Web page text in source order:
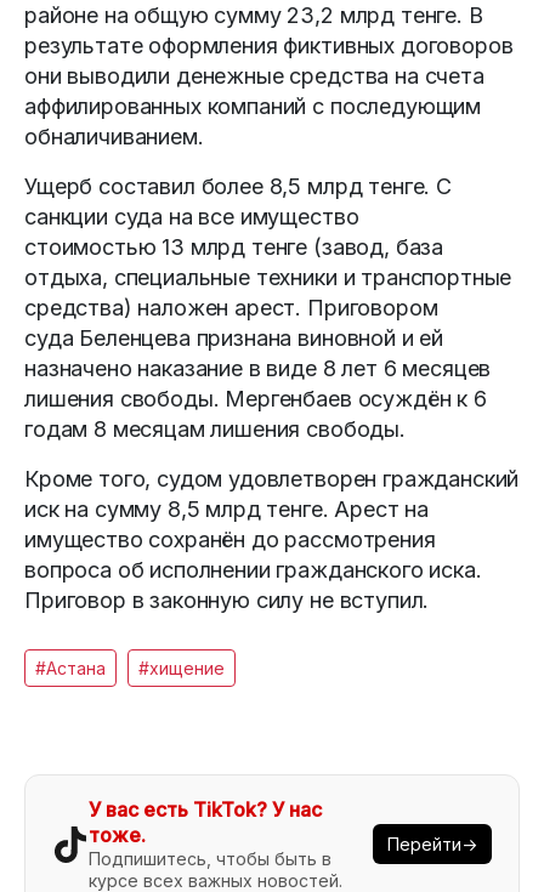
районе на общую сумму 23,2 млрд тенге. В
результате оформления фиктивных договоров
они выводили денежные средства на счета
аффилированных компаний с последующим
обналичиванием.
Ущерб составил более 8,5 млрд тенге. С
санкции суда на все имущество
стоимостью 13 млрд тенге (завод, база
отдыха, специальные техники и транспортные
средства) наложен арест. Приговором
суда Беленцева признана виновной и ей
назначено наказание в виде 8 лет 6 месяцев
лишения свободы. Мергенбаев осуждён к 6
годам 8 месяцам лишения свободы.
Кроме того, судом удовлетворен гражданский
иск на сумму 8,5 млрд тенге. Арест на
имущество сохранён до рассмотрения
вопроса об исполнении гражданского иска.
Приговор в законную силу не вступил.
#Астана #хищение
У вас есть TikTok? У нас
тоже.
Подпишитесь, чтобы быть в
курсе всех важных новостей.
Перейти→